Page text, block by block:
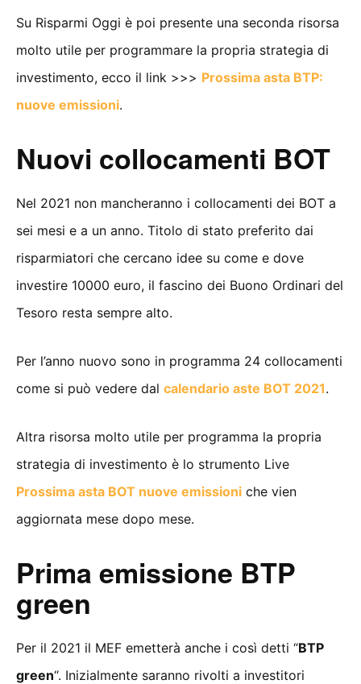
Su Risparmi Oggi è poi presente una seconda risorsa
molto utile per programmare la propria strategia di
investimento, ecco il link >>> Prossima asta BTP:
nuove emissioni.
Nuovi collocamenti BOT
Nel 2021 non mancheranno i collocamenti dei BOT a
sei mesi e a un anno. Titolo di stato preferito dai
risparmiatori che cercano idee su come e dove
investire 10000 euro, il fascino dei Buono Ordinari del
Tesoro resta sempre alto.
Per l’anno nuovo sono in programma 24 collocamenti
come si può vedere dal calendario aste BOT 2021.
Altra risorsa molto utile per programma la propria
strategia di investimento è lo strumento Live
Prossima asta BOT nuove emissioni che vien
aggiornata mese dopo mese.
Prima emissione BTP
green
Per il 2021 il MEF emetterà anche i così detti “BTP
green“. Inizialmente saranno rivolti a investitori